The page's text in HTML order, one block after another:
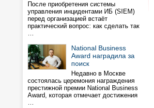
После приобретения системы
управления инцидентами ИБ (SIEM)
перед организацией встаёт
практический вопрос: как сделать так
…
National Business
Award наградила за
поиск
Недавно в Москве
состоялась церемония награждения
престижной премии National Business
Award, которая отмечает достижения
…